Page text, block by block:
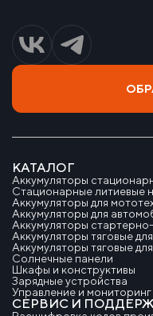
КАТАЛОГ
Аккумуляторы
Стационарные литиевые
Аккумуляторы для
Аккумуляторы для
Аккумуляторы
Аккумуляторы тяговые
Аккумуляторы тяговые
Солнечные панели
Шкафы и конструктивы
Зарядные устройства
Управление и мониторинг
СЕРВИС И